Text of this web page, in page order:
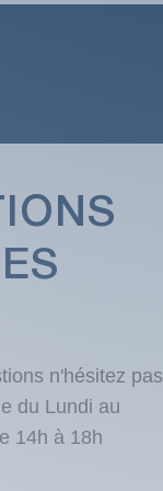
n'hésitez
du Lundi au
14h à 18h